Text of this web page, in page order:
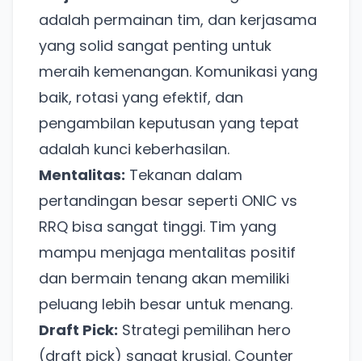
adalah permainan tim, dan kerjasama
yang solid sangat penting untuk
meraih kemenangan. Komunikasi yang
baik, rotasi yang efektif, dan
pengambilan keputusan yang tepat
adalah kunci keberhasilan.
Mentalitas: Tekanan dalam
pertandingan besar seperti ONIC vs
RRQ bisa sangat tinggi. Tim yang
mampu menjaga mentalitas positif
dan bermain tenang akan memiliki
peluang lebih besar untuk menang.
Draft Pick: Strategi pemilihan hero
(draft pick) sangat krusial. Counter